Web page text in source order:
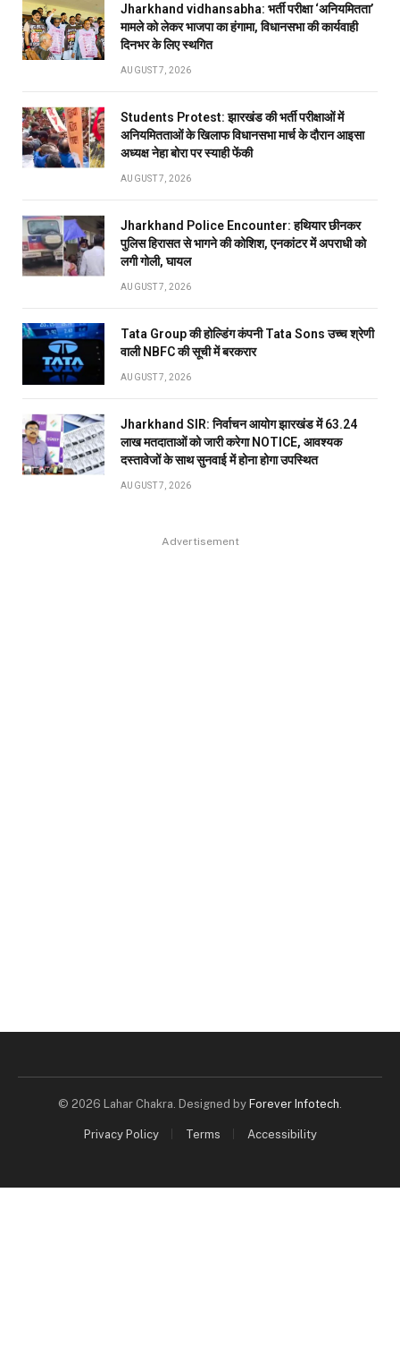
Jharkhand vidhansabha: भर्ती परीक्षा ‘अनियमितता’
मामले को लेकर भाजपा का हंगामा, विधानसभा की कार्यवाही
दिनभर के लिए स्थगित
AUGUST 7, 2026
Students Protest: झारखंड की भर्ती परीक्षाओं में
अनियमितताओं के खिलाफ विधानसभा मार्च के दौरान आइसा
अध्यक्ष नेहा बोरा पर स्याही फेंकी
AUGUST 7, 2026
Jharkhand Police Encounter: हथियार छीनकर
पुलिस हिरासत से भागने की कोशिश, एनकांटर में अपराधी को
लगी गोली, घायल
AUGUST 7, 2026
Tata Group की होल्डिंग कंपनी Tata Sons उच्च श्रेणी
वाली NBFC की सूची में बरकरार
AUGUST 7, 2026
Jharkhand SIR: निर्वाचन आयोग झारखंड में 63.24
लाख मतदाताओं को जारी करेगा NOTICE, आवश्यक
दस्तावेजों के साथ सुनवाई में होना होगा उपस्थित
AUGUST 7, 2026
Advertisement
© 2026 Lahar Chakra. Designed by Forever Infotech
Privacy Policy Terms Accessibility